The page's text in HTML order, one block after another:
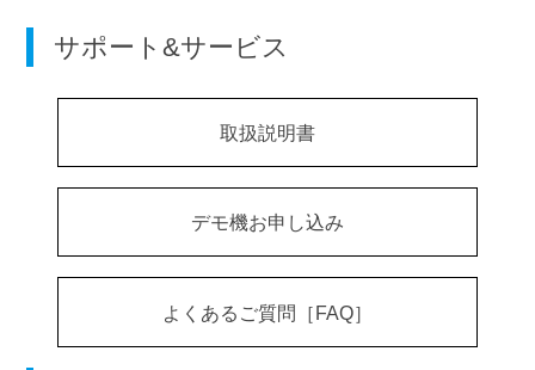
サポート&サービス
取扱説明書
デモ機お申し込み
よくあるご質問［FAQ］